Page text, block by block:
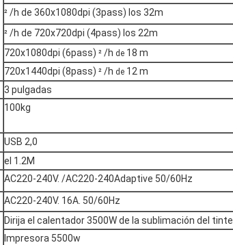
² /h de 360x1080dpi (3pass) los 32m
² /h de 720x720dpi (4pass) los 22m
720x1080dpi (6pass) ² /h de 18 m
720x1440dpi (8pass) ² /h de 12 m
3 pulgadas
100kg
USB 2,0
el 1.2M
AC220-240V. /AC220-240Adaptive 50/60Hz
AC220-240V. 16A. 50/60Hz
Dirija el calentador 3500W de la sublimación del tinte
Impresora 5500w